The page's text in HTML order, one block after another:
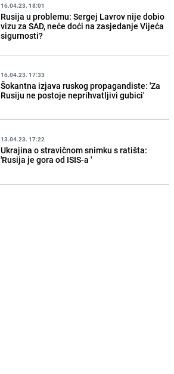
16.04.23. 18:01
Rusija u problemu: Sergej Lavrov nije dobio
vizu za SAD, neće doći na zasjedanje Vijeća
sigurnosti?
16.04.23. 17:33
Šokantna izjava ruskog propagandiste: 'Za
Rusiju ne postoje neprihvatljivi gubici'
13.04.23. 17:22
Ukrajina o stravičnom snimku s ratišta:
'Rusija je gora od ISIS-a '